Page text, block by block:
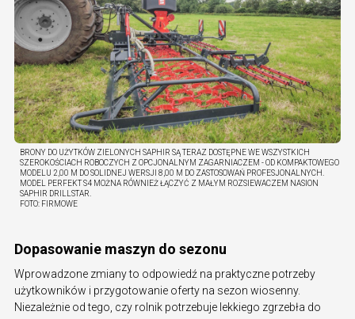
BRONY DO UŻYTKÓW ZIELONYCH SAPHIR SĄ TERAZ DOSTĘPNE WE WSZYSTKICH
SZEROKOŚCIACH ROBOCZYCH Z OPCJONALNYM ZAGARNIACZEM - OD KOMPAKTOWEGO
MODELU 2,00 M DO SOLIDNEJ WERSJI 8,00 M DO ZASTOSOWAŃ PROFESJONALNYCH.
MODEL PERFEKT S4 MOŻNA RÓWNIEŻ ŁĄCZYĆ Z MAŁYM ROZSIEWACZEM NASION
SAPHIR DRILLSTAR.
FOTO: FIRMOWE
Dopasowanie maszyn do sezonu
Wprowadzone zmiany to odpowiedź na praktyczne potrzeby
użytkowników i przygotowanie oferty na sezon wiosenny.
Niezależnie od tego, czy rolnik potrzebuje lekkiego zgrzebła do